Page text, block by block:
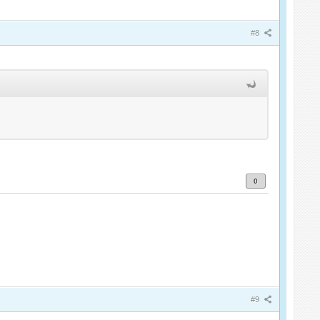
#8
0
#9